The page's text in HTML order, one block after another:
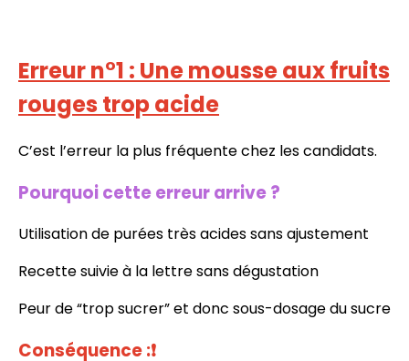
Erreur n°1 : Une mousse aux fruits
rouges trop acide
C’est l’erreur la plus fréquente chez les candidats.
Pourquoi cette erreur arrive ?
Utilisation de purées très acides sans ajustement
Recette suivie à la lettre sans dégustation
Peur de “trop sucrer” et donc sous-dosage du sucre
Conséquence :❗